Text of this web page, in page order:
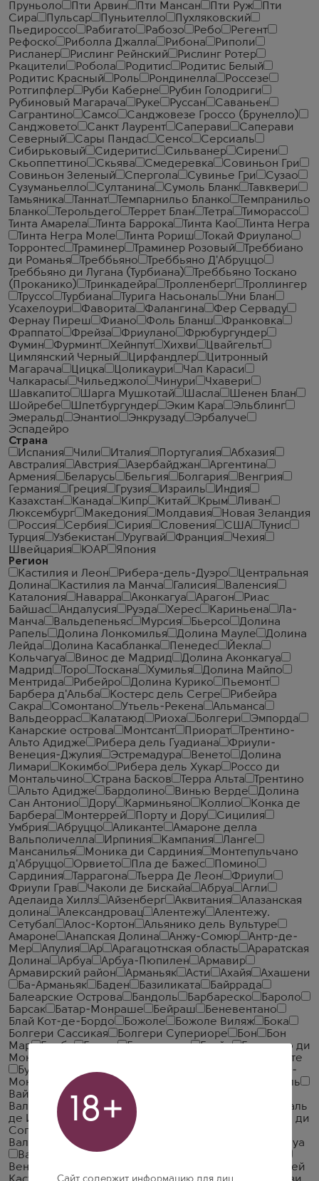
Пруньоло
Пти Арвин Пти Мансан Пти Руж
Пти
Сира
Пульсар Пуньителло
Пухляковский
Пьедироссо
Рабигато Рабозо Ребо
Регент
Рефоско
Риболла Джалла Рибона
Риполи
Рисланер
Рислинг Рейнский
Рислинг Ротер
Ркацители
Робола Родитис
Родитис Белый
Родитис Красный
Роль Рондинелла
Россезе
Ротгипфлер
Руби Каберне
Рубин Голодриги
Рубиновый Магарача
Руке Руссан
Саваньен
Сагрантино
Самсо
Санджовезе Гроссо (Брунелло)
Санджовето
Санкт Лаурент Саперави
Саперави
Северный
Сары Пандас Сенсо
Серсиаль
Сибирьковый
Сидеритис Сильванер
Сирени
Скьоппеттино
Скьява Смедеревка
Совиньон Гри
Совиньон Зеленый
Спергола Сувинье Гри
Сузао
Сузуманьелло
Султанина Сумоль Бланк
Тавквери
Тамьяника
Таннат Темпарнильо Бланко
Темпранильо
Бланко
Терольдего Террет Блан Тетра
Тиморассо
Тинта Амарела
Тинта Баррока Тинта Као
Тинта Негра
Тинта Негра Моле
Тинта Рориш
Токай Фриулано
Торронтес
Траминер Траминер Розовый
Треббиано
ди Романья
Треббьяно
Треббьяно Д'Абруццо
Треббьяно ди Лугана (Турбиана)
Треббьяно Тоскано
(Проканико)
Тринкадейра Тролленберг
Троллингер
Труссо
Турбиана Турига Насьональ
Уни Блан
Усахелоури
Фаворита Фалангина
Фер Серваду
Фернау Пиреш
Фиано Фоль Бланш
Франковка
Фраппато
Фрейза Фриулано
Фрюбургундер
Фумин
Фурминт Хейнпут Хихви
Цвайгельт
Цимлянский Черный
Цирфандлер
Цитронный
Магарача
Цицка Цоликаури
Чал Караси
Чалкарасы
Чильеджоло Чинури
Чхавери
Шавкапито
Шарга Мушкотай Шасла
Шенен Блан
Шойребе
Шпетбургундер Эким Кара
Эльблинг
Эмеральд
Энантио Энкрузаду
Эрбалуче
Эспадейро
Страна
Испания
Чили Италия Португалия
Абхазия
Австралия
Австрия Азербайджан
Аргентина
Армения
Беларусь Бельгия Болгария
Венгрия
Германия
Греция Грузия Израиль
Индия
Казахстан
Канада Кипр Китай Крым
Ливан
Люксембург
Македония Молдавия
Новая Зеландия
Россия
Сербия Сирия Словения США
Тунис
Турция
Узбекистан Уругвай Франция
Чехия
Швейцария
ЮАР
Япония
Регион
Кастилия и Леон
Рибера-дель-Дуэро
Центральная
Долина
Кастилия ла Манча Галисия
Валенсия
Каталония
Наварра Аконкагуа Арагон
Риас
Байшас
Андалусия Руэда Херес Кариньена
Ла-
Манча
Вальдепеньяс Мурсия Бьерсо
Долина
Рапель
Долина Лонкомилья Долина Мауле
Долина
Лейда
Долина Касабланка Пенедес
Йекла
Кольчагуа
Винос де Мадрид
Долина Аконкагуа
Мадрид
Торо Тоскана Хумилья
Долина Майпо
Ментрида
Рибейро Долина Курико
Пьемонт
Барбера д'Альба
Костерс дель Сегре
Рибейра
Сакра
Сомонтано Утьель-Рекена
Альманса
Вальдеоррас
Калатаюд Риоха Болгери
Эмпорда
Канарские острова
Монтсант Приорат
Трентино-
Альто Адидже
Рибера дель Гуадиана
Фриули-
Венеция-Джулия
Эстремадура Венето
Долина
Лимари
Кокимбо Рибера дель Хукар
Россо ди
Монтальчино
Страна Басков Терра Альта
Трентино
Альто Адидже
Бардолино Винью Верде
Долина
Сан Антонио
Дору Карминьяно Коллио
Конка де
Барбера
Монтеррей Порту и Дору
Сицилия
Умбрия
Абруццо Аликанте
Амароне делла
Вальполичелла
Ирпиния Кампания
Ланге
Мансанилья
Моника ди Сардиния
Монтепульчано
д'Абруццо
Орвието Пла де Бажес
Помино
Сардиния
Таррагона Тьерра Де Леон
Фриули
Фриули Грав
Чаколи де Бискайа Абруа
Агли
Аделаида Хиллз
Айзенберг Аквитания
Алазанская
долина
Александровац Алентежу
Алентежу.
Сетубал
Алос-Кортон
Альянико дель Вультуре
Амароне
Анапская Долина Анжу-Сомюр
Антр-де-
Мер
Апулия Ар Арагацотнская область
Араратская
Долина
Арбуа Арбуа-Пюпилен
Армавир
Армавирский район
Арманьяк Асти Ахайя
Ахашени
Ба-Арманьяк
Баден Базиликата
Байррада
Балеарские Острова
Бандоль Барбареско
Бароло
Барсак
Батар-Монраше Бейраш
Беневентано
Блай Кот-де-Бордо
Божоле Божоле Виляж
Бока
Болгери Сассикая
Болгери Супериоре Бон
Бон
Мар
Борба Бордо Браматерра Бруйи
Брунелло ди
Монтальчино
Бургонь Алиготе
Бургонь Пас-Ту-Грен
Бьенвеню Батар-
Монраше
Бьянко ди Кустоза
Вайнфиртель
Вайоц Дзор
Вайрарапа
Валле д'Аоста
Валле де Тулум
Валь
де Итата
Валь де Луар
Вальдарно ди
Сопра
Вальес де Садасия
Вальполичелла Рипассо
Ван де Савуа
Вахау
Вашингтон
Венеция
Вердиккио дей
18+
Сайт содержит информацию для лиц